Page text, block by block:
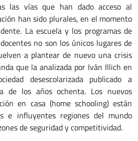
las vías que han dado acceso al
han sido plurales, en el momento
La escuela y los programas de
no son los únicos lugares de
a plantear de nuevo una crisis
que la analizada por Iván Illich en
desescolarizada publicado a
de los años ochenta. Los nuevos
en casa (home schooling) están
e influyentes regiones del mundo
de seguridad y competitividad.